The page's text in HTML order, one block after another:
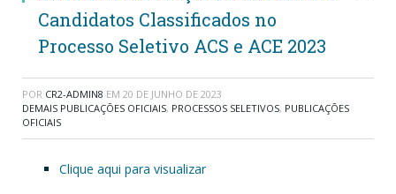
Candidatos Classificados no
Processo Seletivo ACS e ACE 2023
POR CR2-ADMIN8 EM 20 DE JUNHO DE 2023
DEMAIS PUBLICAÇÕES OFICIAIS, PROCESSOS SELETIVOS, PUBLICAÇÕES
OFICIAIS
Clique aqui para visualizar